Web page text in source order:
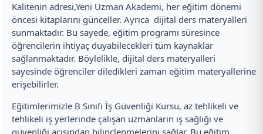
Kalitenin adresi,Yeni Uzman Akademi, her eğitim dönemi
öncesi kitaplarını günceller. Ayrıca dijital ders materyalleri
sunmaktadır. Bu sayede, eğitim programı süresince
öğrencilerin ihtiyaç duyabilecekleri tüm kaynaklar
sağlanmaktadır. Böylelikle, dijital ders materyalleri
sayesinde öğrenciler diledikleri zaman eğitim materyallerine
erişebilirler.
Eğitimlerimizle B Sınıfı İş Güvenliği Kursu, az tehlikeli ve
tehlikeli iş yerlerinde çalışan uzmanların iş sağlığı ve